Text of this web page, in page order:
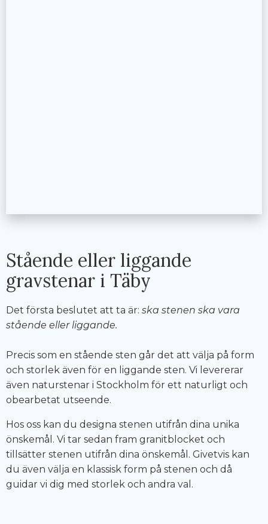
Stående eller liggande
gravstenar i Täby
Det första beslutet att ta är: ska stenen ska vara
stående eller liggande.
Precis som en stående sten går det att välja på form
och storlek även för en liggande sten. Vi levererar
även naturstenar i Stockholm för ett naturligt och
obearbetat utseende.
Hos oss kan du designa stenen utifrån dina unika
önskemål. Vi tar sedan fram granitblocket och
tillsätter stenen utifrån dina önskemål. Givetvis kan
du även välja en klassisk form på stenen och då
guidar vi dig med storlek och andra val.